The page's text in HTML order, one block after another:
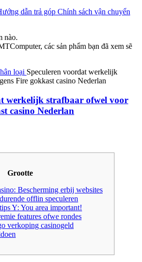
dẫn trả góp Chính sách vận chuyển
nào.
các sản phẩm bạn đã xem sẽ
loại Speculeren voordat werkelijk
Fire gokkast casino Nederlan
werkelijk strafbaar ofwel voor
casino Nederlan
Grootte
Bescherming erbij websites
offlin speculeren
Y: You area important!
features ofwe rondes
verkoping casinogeld